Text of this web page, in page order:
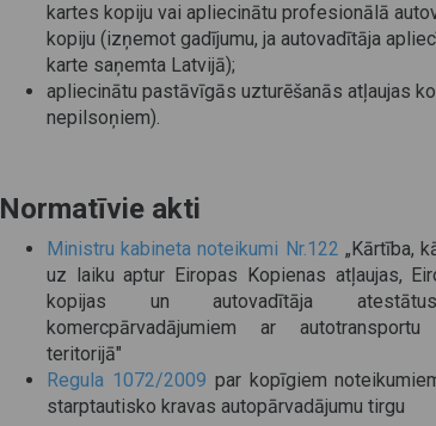
kartes kopiju vai apliecinātu profesionālā
kopiju (izņemot gadījumu, ja autovadītāja
karte saņemta Latvijā);
apliecinātu pastāvīgās uzturēšanās atļaujas
nepilsoņiem).
Normatīvie akti
Ministru kabineta noteikumi Nr.122 „Kārtība,
uz laiku aptur Eiropas Kopienas atļaujas,
kopijas un autovadītāja atestātus
komercpārvadājumiem ar
teritorijā"
Regula 1072/2009 par kopīgiem
starptautisko kravas autopārvadājumu tirgu